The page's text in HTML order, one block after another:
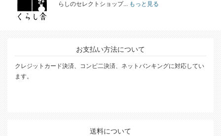
らしのセレクトショップ...もっと見る
お支払い方法について
クレジットカード決済、コンビ二決済、ネットバンキングに対応してい
ます。
送料について